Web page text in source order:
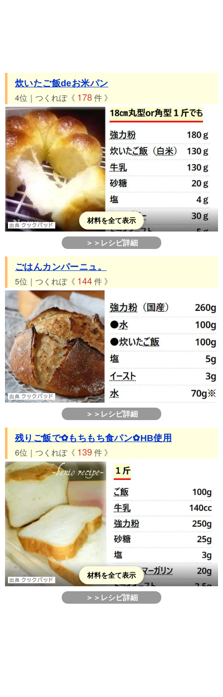
炊いたご飯deお米パン
4位｜つくれぽ《 178件 》
材料を全て表示
＞＞レシピ詳細
ごはんカンパーニュ。
5位｜つくれぽ《 144件 》
＞＞レシピ詳細
残りご飯で✿もちもち食パン✿HB使用
6位｜つくれぽ《 139 件 》
材料を全て表示
＞＞レシピ詳細